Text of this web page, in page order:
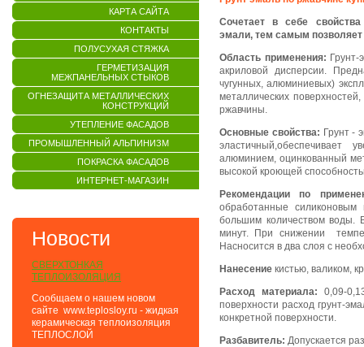
КАРТА САЙТА
КОНТАКТЫ
ПОЛУСУХАЯ СТЯЖКА
ГЕРМЕТИЗАЦИЯ
МЕЖПАНЕЛЬНЫХ СТЫКОВ
ОГНЕЗАЩИТА МЕТАЛЛИЧЕСКИХ
КОНСТРУКЦИЙ
УТЕПЛЕНИЕ ФАСАДОВ
ПРОМЫШЛЕННЫЙ АЛЬПИНИЗМ
ПОКРАСКА ФАСАДОВ
ИНТЕРНЕТ-МАГАЗИН
Новости
СВЕРХТОНКАЯ
ТЕПЛОИЗОЛЯЦИЯ
Сообщаем о нашем новом
сайте www.teplosloy.ru - жидкая
керамическая теплоизоляция
ТЕПЛОСЛОЙ
Сочетает в себе свойства
эмали, тем самым позволяет
Область применения:
акриловой дисперсии.
чугунных, алюминиевых)
металлических
ржавчины.
Основные свойства: Грунт -
эластичный,обеспечивает
алюминием, оцинкованный
высокой кроющей
Рекомендации по
обработанные
большим количеством воды.
минут. При снижении
Насносится в два слоя с
Нанесение кистью, валиком,
Расход материала: 0,09-
поверхности расход грунт-
конкретной поверхности.
Разбавитель: Допускается